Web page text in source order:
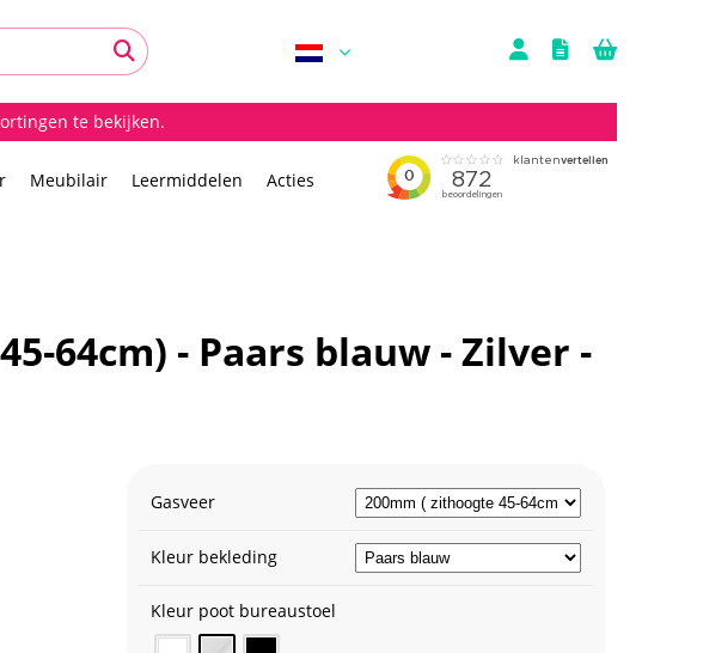
te bekijken.
Meubilair Leermiddelen Acties
64cm) - Paars blauw - Zilver -
Gasveer
Kleur bekleding
Kleur poot bureaustoel